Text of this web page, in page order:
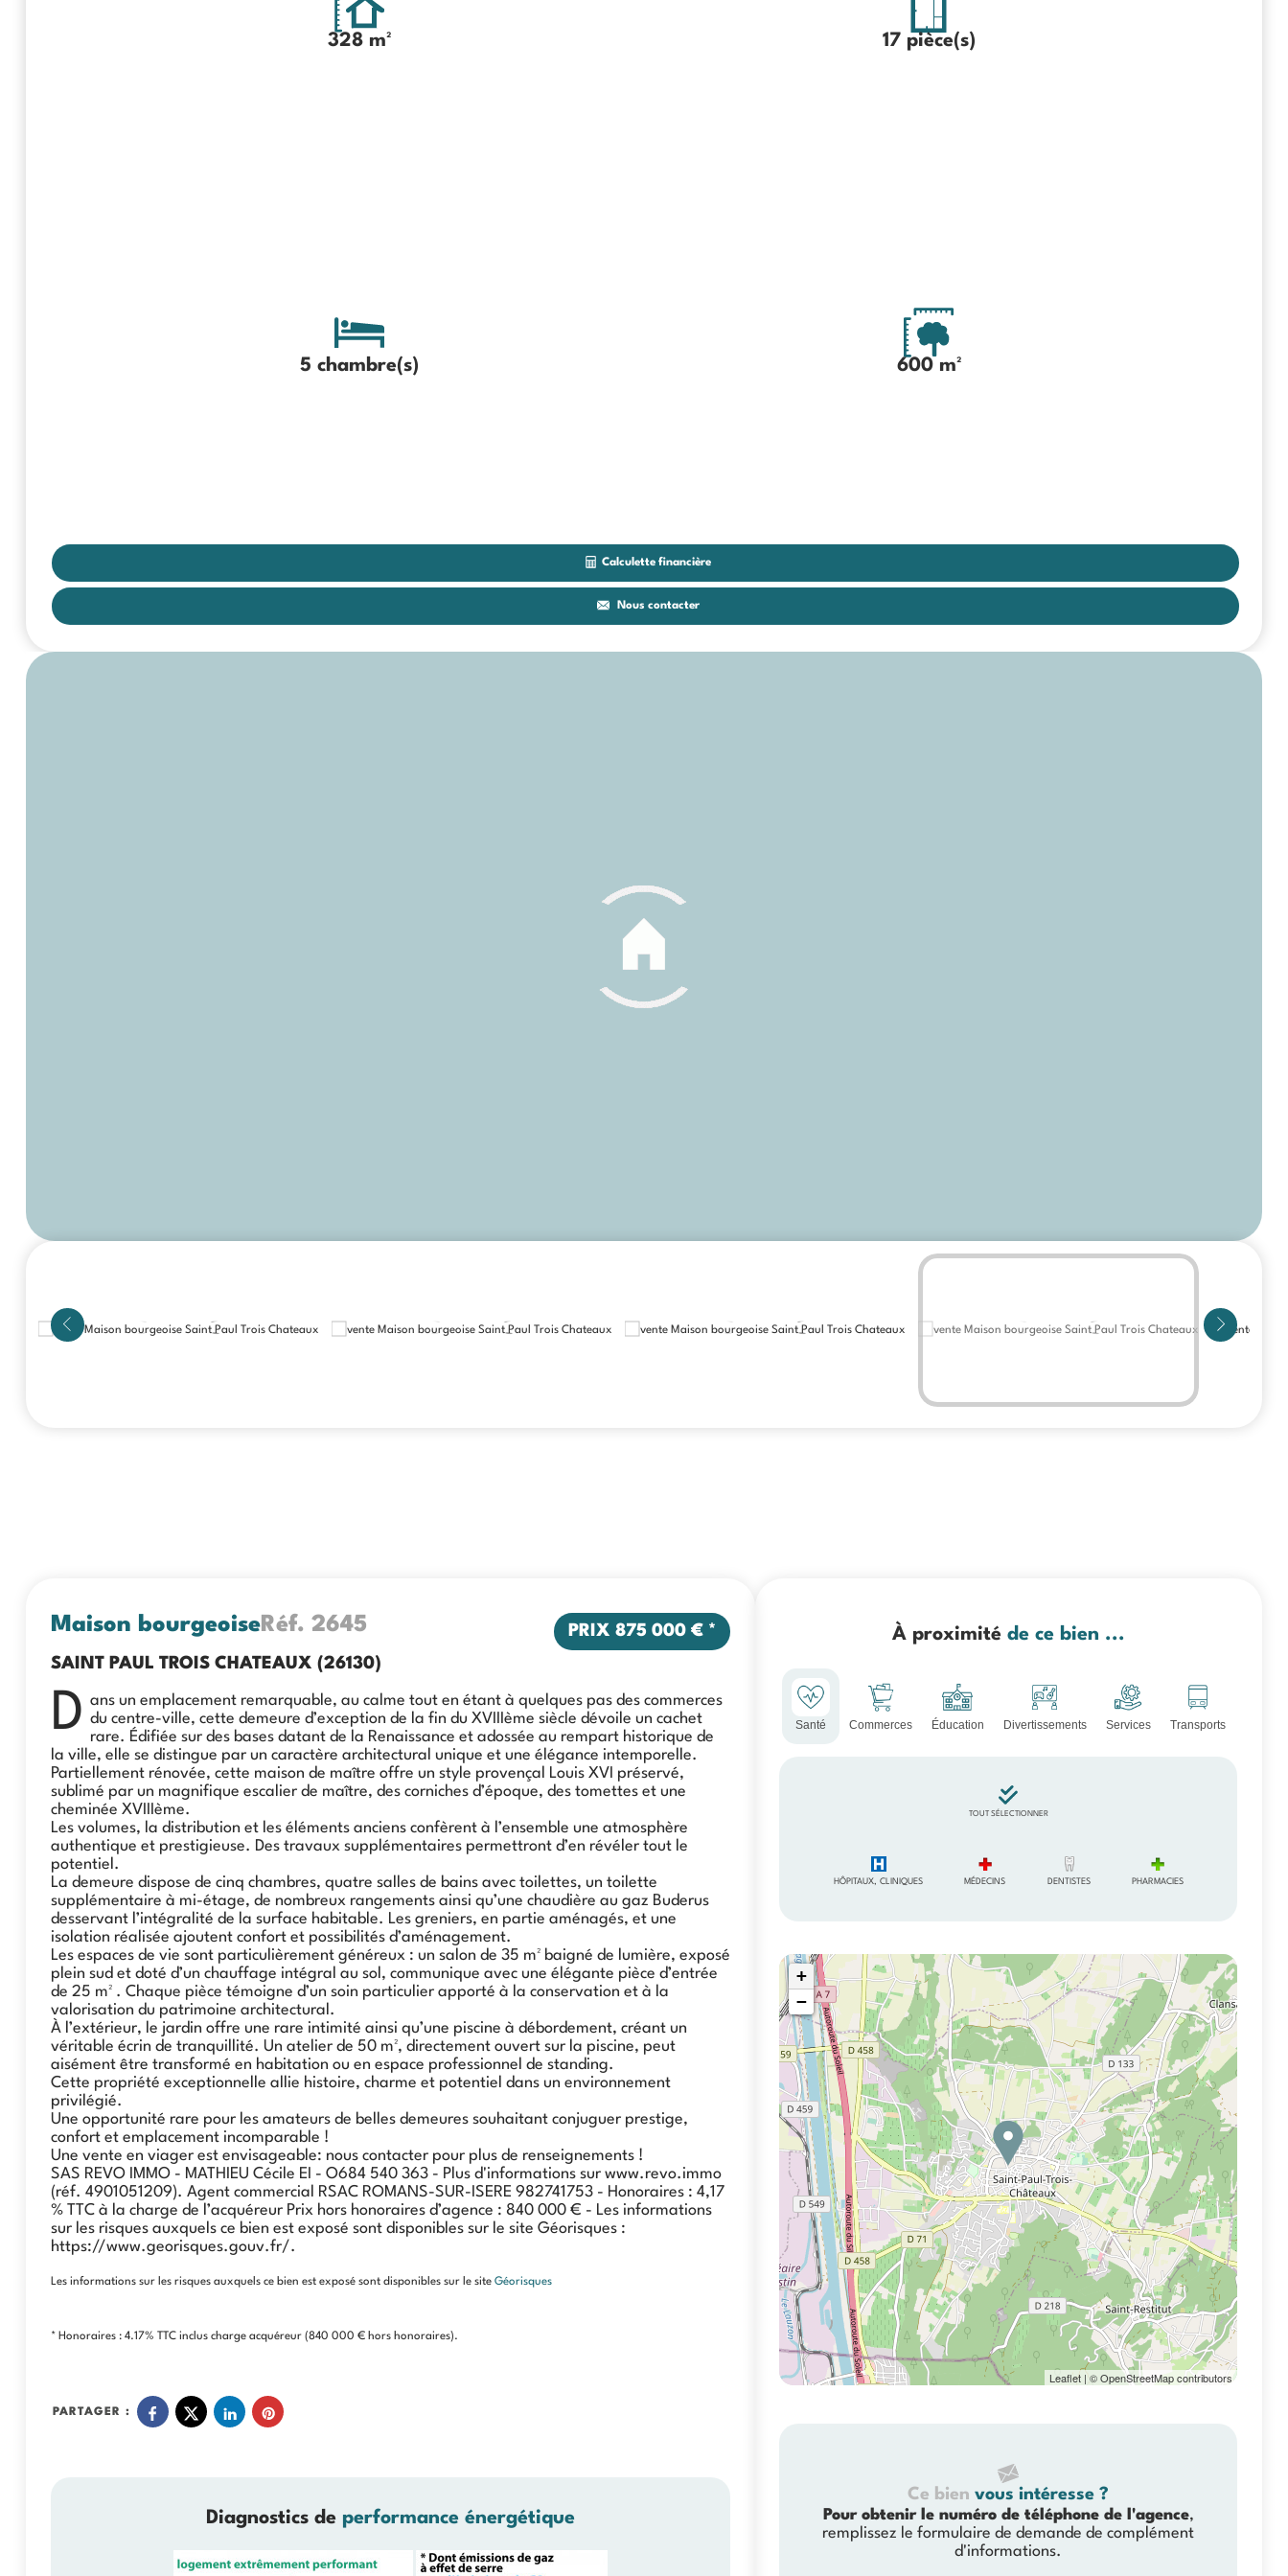
328 m² 17 pièce(s)
5 chambre(s) 600 m²
Calculette financière
Nous contacter
Maison bourgeoiseRéf. 2645
SAINT PAUL TROIS CHATEAUX (26130)
PRIX 875 000 € *
D ans un emplacement remarquable, au calme tout en étant à quelques pas des commerces
du centre-ville, cette demeure d’exception de la fin du XVIIIème siècle dévoile un cachet
rare. Édifiée sur des bases datant de la Renaissance et adossée au rempart historique de
la ville, elle se distingue par un caractère architectural unique et une élégance intemporelle.
Partiellement rénovée, cette maison de maître offre un style provençal Louis XVI préservé,
sublimé par un magnifique escalier de maître, des corniches d’époque, des tomettes et une
cheminée XVIIIème.
Les volumes, la distribution et les éléments anciens confèrent à l’ensemble une atmosphère
authentique et prestigieuse. Des travaux supplémentaires permettront d’en révéler tout le
potentiel.
La demeure dispose de cinq chambres, quatre salles de bains avec toilettes, un toilette
supplémentaire à mi-étage, de nombreux rangements ainsi qu’une chaudière au gaz Buderus
desservant l’intégralité de la surface habitable. Les greniers, en partie aménagés, et une
isolation réalisée ajoutent confort et possibilités d’aménagement.
Les espaces de vie sont particulièrement généreux : un salon de 35 m² baigné de lumière, exposé
plein sud et doté d’un chauffage intégral au sol, communique avec une élégante pièce d’entrée
de 25 m² . Chaque pièce témoigne d’un soin particulier apporté à la conservation et à la
valorisation du patrimoine architectural.
À l’extérieur, le jardin offre une rare intimité ainsi qu’une piscine à débordement, créant un
véritable écrin de tranquillité. Un atelier de 50 m², directement ouvert sur la piscine, peut
aisément être transformé en habitation ou en espace professionnel de standing.
Cette propriété exceptionnelle allie histoire, charme et potentiel dans un environnement
privilégié.
Une opportunité rare pour les amateurs de belles demeures souhaitant conjuguer prestige,
confort et emplacement incomparable !
Une vente en viager est envisageable: nous contacter pour plus de renseignements !
SAS REVO IMMO - MATHIEU Cécile EI - O684 540 363 - Plus d'informations sur www.revo.immo
(réf. 4901051209). Agent commercial RSAC ROMANS-SUR-ISERE 982741753 - Honoraires : 4,17
% TTC à la charge de l’acquéreur Prix hors honoraires d’agence : 840 000 € - Les informations
sur les risques auxquels ce bien est exposé sont disponibles sur le site Géorisques :
https://www.georisques.gouv.fr/.
Les informations sur les risques auxquels ce bien est exposé sont disponibles sur le site Géorisques
* Honoraires : 4.17% TTC inclus charge acquéreur (840 000 € hors honoraires).
PARTAGER :
Diagnostics de performance énergétique
À proximité de ce bien ...
Santé Commerces Éducation Divertissements Services Transports
TOUT SÉLECTIONNER
HÔPITAUX, CLINIQUES MÉDECINS DENTISTES PHARMACIES
+
−
Leaflet | © OpenStreetMap contributors
Ce bienvous intéresse ?
Pour obtenir le numéro de téléphone de l'agence,
remplissez le formulaire de demande de complément
d'informations.